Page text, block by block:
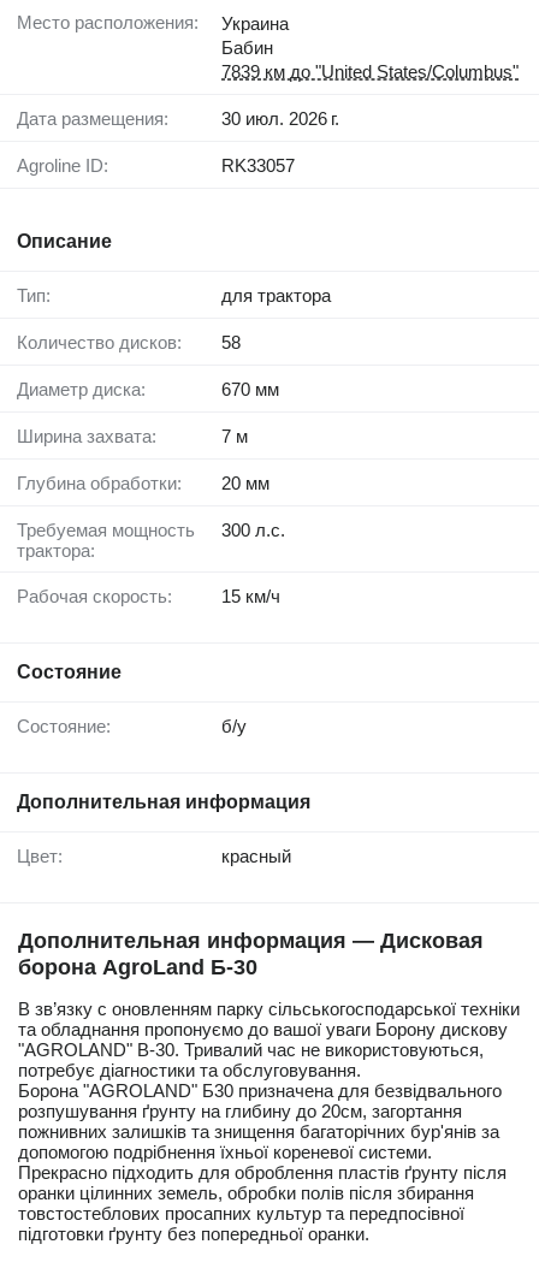
Место расположения:
Украина
Бабин
7839 км до "United States/Columbus"
Дата размещения: 30 июл. 2026 г.
Agroline ID: RK33057
Описание
Тип: для трактора
Количество дисков: 58
Диаметр диска: 670 мм
Ширина захвата: 7 м
Глубина обработки: 20 мм
Требуемая мощность
трактора:
300 л.с.
Рабочая скорость: 15 км/ч
Состояние
Состояние: б/у
Дополнительная информация
Цвет: красный
Дополнительная информация — Дисковая
борона AgroLand Б-30
В зв’язку с оновленням парку сільськогосподарської техніки
та обладнання пропонуємо до вашої уваги Борону дискову
"AGROLAND" В-30. Тривалий час не використовуються,
потребує діагностики та обслуговування.
Борона "AGROLAND" Б30 призначена для безвідвального
розпушування ґрунту на глибину до 20см, загортання
пожнивних залишків та знищення багаторічних бур'янів за
допомогою подрібнення їхньої кореневої системи.
Прекрасно підходить для оброблення пластів ґрунту після
оранки цілинних земель, обробки полів після збирання
товстостеблових просапних культур та передпосівної
підготовки ґрунту без попередньої оранки.